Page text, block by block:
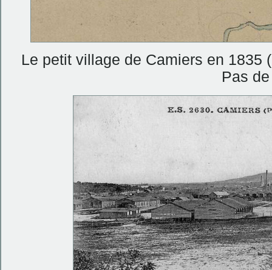
Le petit village de Camiers en 1835
Pas